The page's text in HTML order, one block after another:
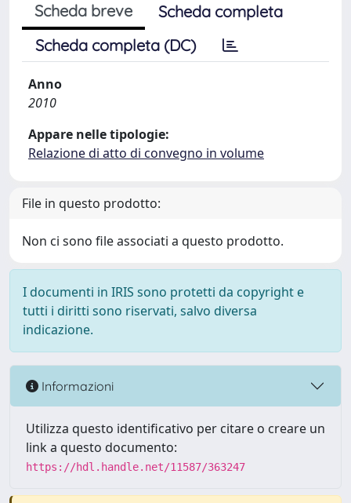
Scheda breve
Scheda completa
Scheda completa (DC)
Anno
2010
Appare nelle tipologie:
Relazione di atto di convegno in volume
File in questo prodotto:
Non ci sono file associati a questo prodotto.
I documenti in IRIS sono protetti da copyright e
tutti i diritti sono riservati, salvo diversa
indicazione.
Informazioni
Utilizza questo identificativo per citare o creare un
link a questo documento:
https://hdl.handle.net/11587/363247